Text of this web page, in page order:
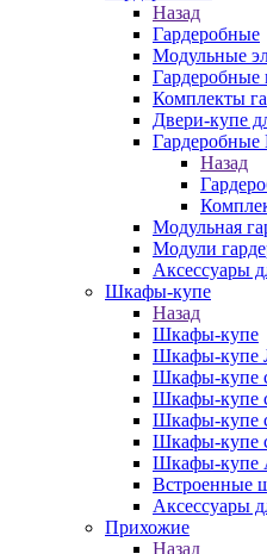
Назад
Гардеробные
Модульные
Гардеробные
Комплекты
Двери-купе
Назад
Модульная
Модули
Аксессуары
Шкафы-купе
Назад
Шкафы-купе
Шкафы-
Шкафы-купе
Шкафы-купе
Шкафы-купе
Шкафы-купе
Шкафы-купе
Встроенные
Аксессуары
Прихожие
Назад